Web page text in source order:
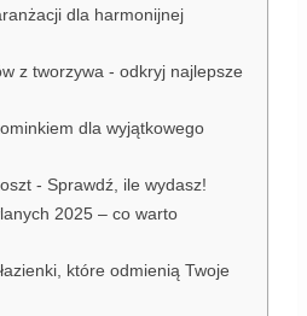
dla harmonijnej
z tworzywa - odkryj najlepsze
dla wyjątkowego
- Sprawdź, ile wydasz!
2025 – co warto
które odmienią Twoje